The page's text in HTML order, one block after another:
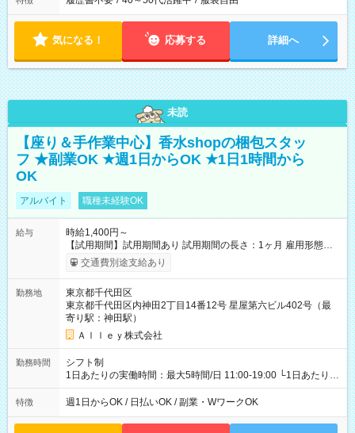
気になる！ 応募する 詳細へ
未読
【座り＆手作業中心】香水shopの梱包スタッ
フ ★副業OK ★週1日からOK ★1日1時間から
OK
アルバイト 職種未経験OK
給与
時給1,400円～
【試用期間】試用期間あり 試用期間の長さ：1ヶ月 雇用形態、
給与は本採用時と同じです。
交通費別途支給あり
勤務地
東京都千代田区
東京都千代田区内神田2丁目14番12号 星屋第六ビル402号（最
寄り駅：神田駅）
Ａｌｌｅｙ株式会社
勤務時間
シフト制
1日あたりの実働時間：最大5時間/日 11:00-19:00 └1日あたりの
実働時間：1-5時間 └上記の時間帯内であれば、いつでも勤務可
能！ └平日・土曜日の中で、お好きな曜日でご勤務いただけま
18:00 などのように、自由な働き方が可能なお仕事です！
特徴 週1日からOK / 日払いOK / 副業・WワークOK